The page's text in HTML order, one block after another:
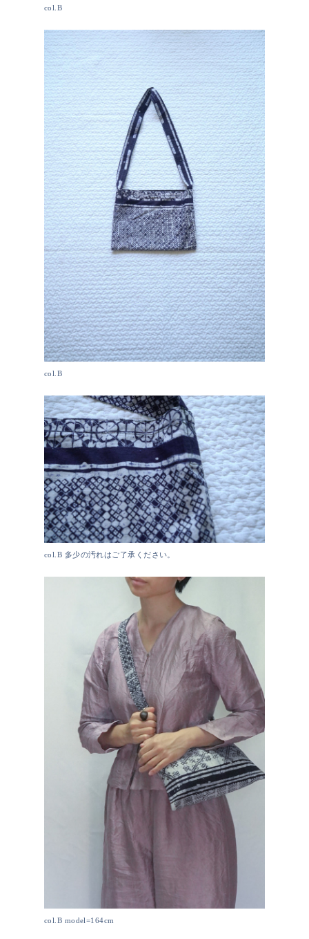
col.B
col.B
col.B 多少の汚れはご了承ください。
col.B model=164cm